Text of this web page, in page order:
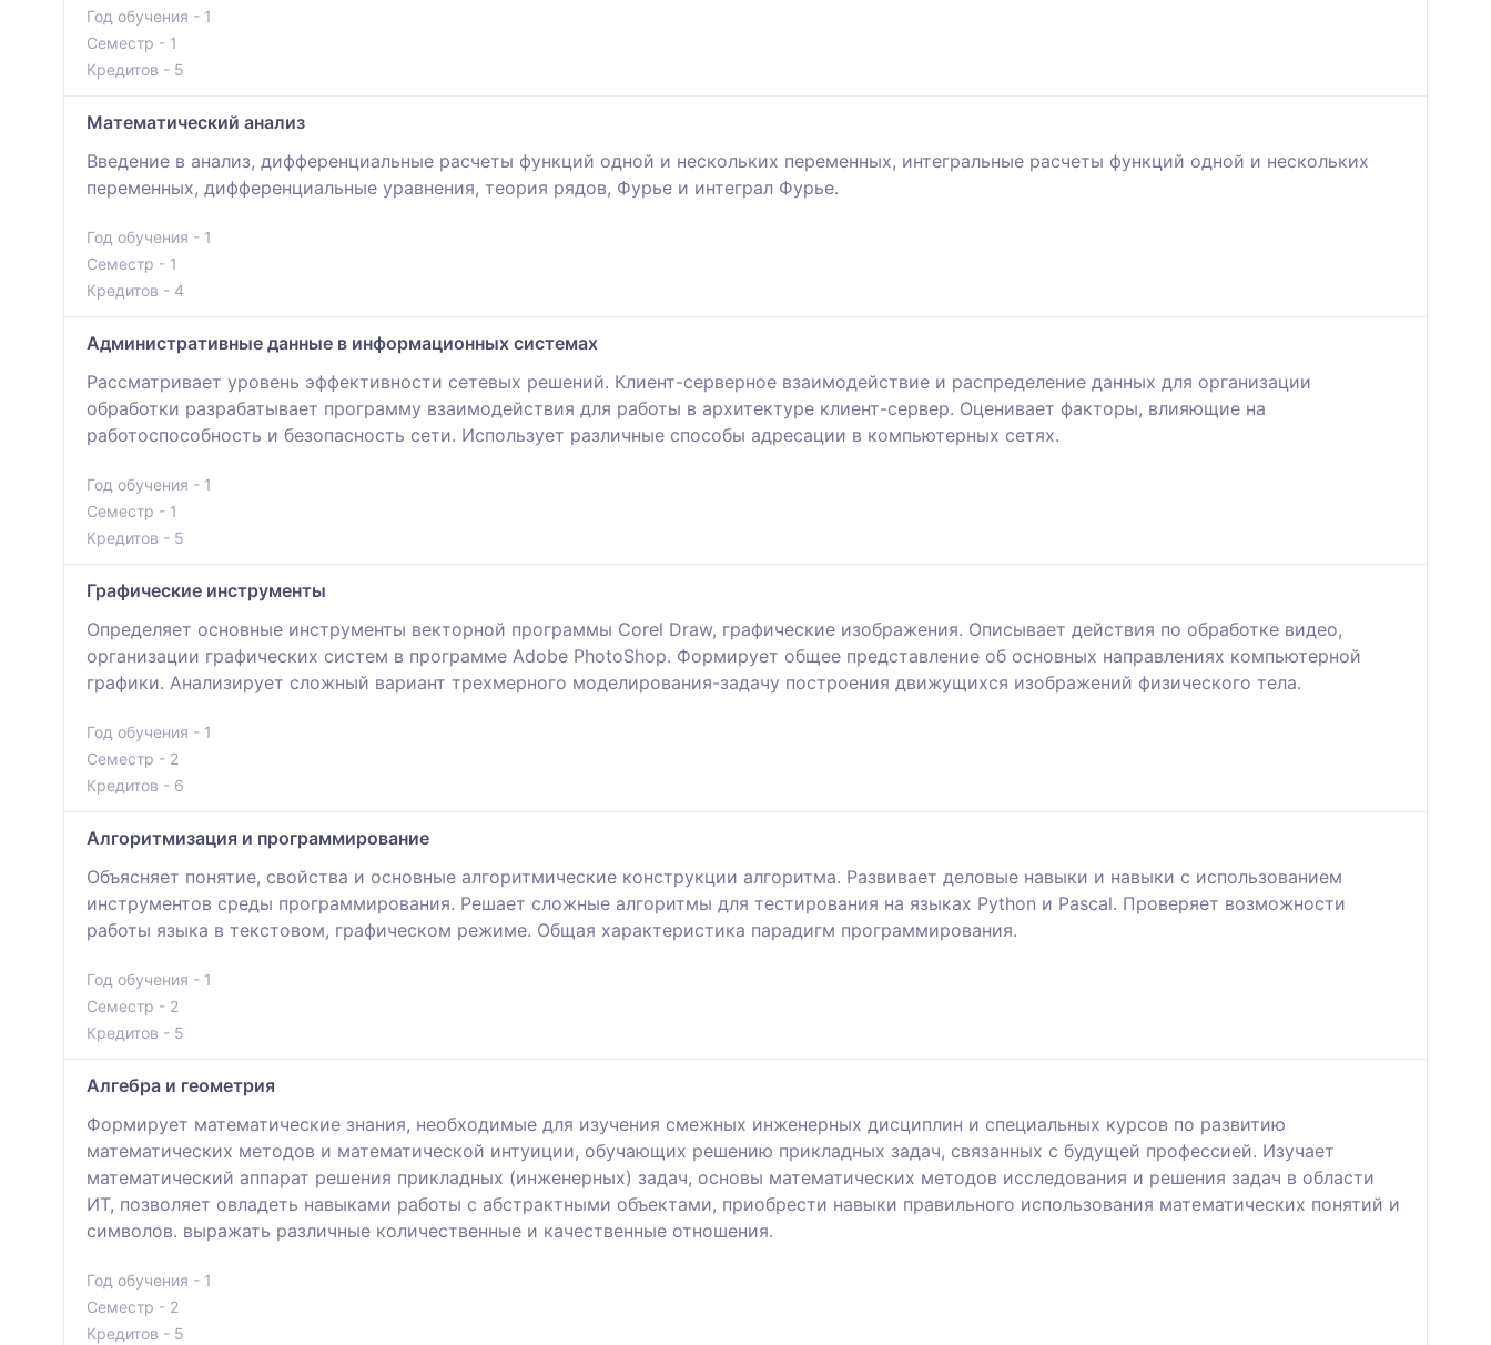
Год обучения - 1
Семестр - 1
Кредитов - 5
Математический анализ
Введение в анализ, дифференциальные расчеты функций одной и нескольких переменных, интегральные расчеты функций одной и нескольких
переменных, дифференциальные уравнения, теория рядов, Фурье и интеграл Фурье.
Год обучения - 1
Семестр - 1
Кредитов - 4
Административные данные в информационных системах
Рассматривает уровень эффективности сетевых решений. Клиент-серверное взаимодействие и распределение данных для организации
обработки разрабатывает программу взаимодействия для работы в архитектуре клиент-сервер. Оценивает факторы, влияющие на
работоспособность и безопасность сети. Использует различные способы адресации в компьютерных сетях.
Год обучения - 1
Семестр - 1
Кредитов - 5
Графические инструменты
Определяет основные инструменты векторной программы Corel Draw, графические изображения. Описывает действия по обработке видео,
организации графических систем в программе Adobe PhotoShop. Формирует общее представление об основных направлениях компьютерной
графики. Анализирует сложный вариант трехмерного моделирования-задачу построения движущихся изображений физического тела.
Год обучения - 1
Семестр - 2
Кредитов - 6
Алгоритмизация и программирование
Объясняет понятие, свойства и основные алгоритмические конструкции алгоритма. Развивает деловые навыки и навыки с использованием
инструментов среды программирования. Решает сложные алгоритмы для тестирования на языках Python и Pascal. Проверяет возможности
работы языка в текстовом, графическом режиме. Общая характеристика парадигм программирования.
Год обучения - 1
Семестр - 2
Кредитов - 5
Алгебра и геометрия
Формирует математические знания, необходимые для изучения смежных инженерных дисциплин и специальных курсов по развитию
математических методов и математической интуиции, обучающих решению прикладных задач, связанных с будущей профессией. Изучает
математический аппарат решения прикладных (инженерных) задач, основы математических методов исследования и решения задач в области
ИТ, позволяет овладеть навыками работы с абстрактными объектами, приобрести навыки правильного использования математических понятий и
символов. выражать различные количественные и качественные отношения.
Год обучения - 1
Семестр - 2
Кредитов - 5